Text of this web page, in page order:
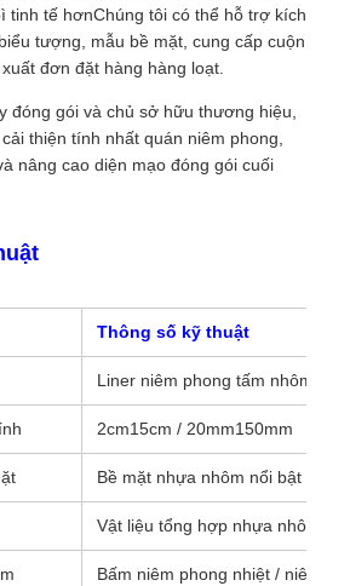
tinh tế hơnChúng tôi có thể hỗ trợ kích
tượng, mẫu bề mặt, cung cấp cuộn
đơn đặt hàng hàng loạt.
đóng gói và chủ sở hữu thương hiệu,
thiện tính nhất quán niêm phong,
nâng cao diện mạo đóng gói cuối
Thông số kỹ thuật
Liner niêm phong tấm nhôm nổi
2cm15cm / 20mm150mm
Bề mặt nhựa nhôm nổi bật
Vật liệu tổng hợp nhựa nhôm
Bấm niêm phong nhiệt / niêm